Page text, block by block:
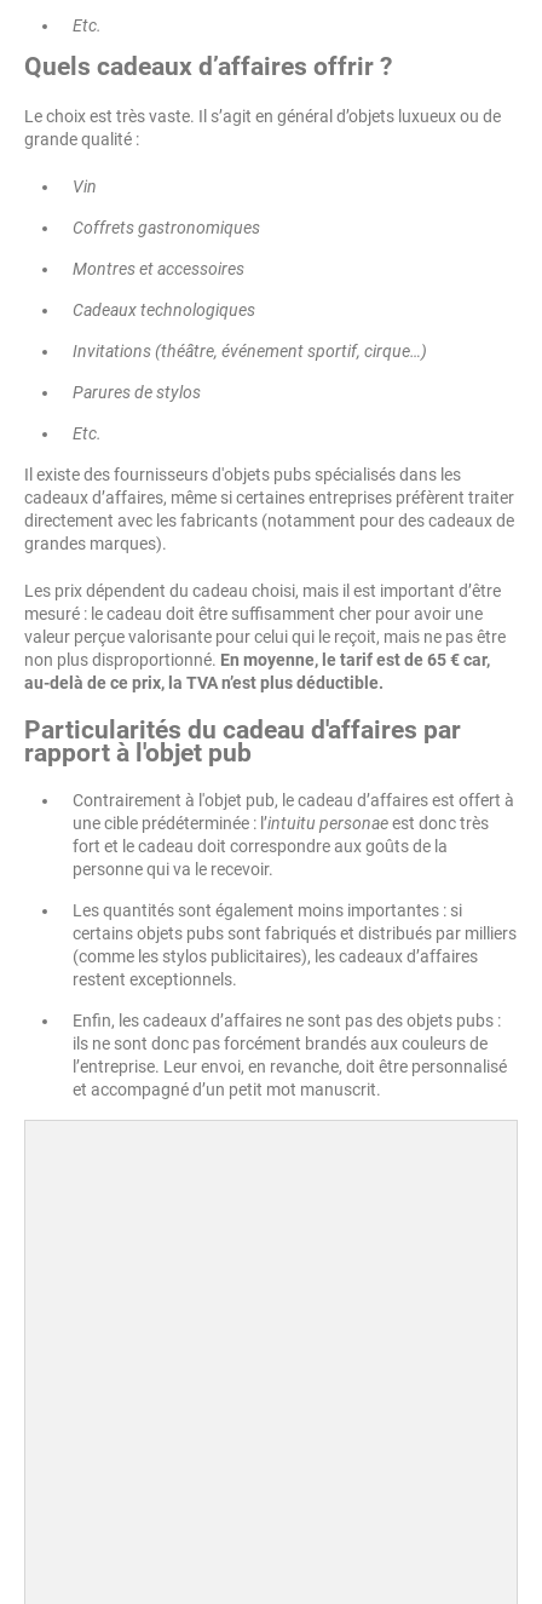
Etc.
Quels cadeaux d’affaires offrir ?
Le choix est très vaste. Il s’agit en général d’objets luxueux ou de
grande qualité :
Vin
Coffrets gastronomiques
Montres et accessoires
Cadeaux technologiques
Invitations (théâtre, événement sportif, cirque…)
Parures de stylos
Etc.
Il existe des fournisseurs d'objets pubs spécialisés dans les
cadeaux d’affaires, même si certaines entreprises préfèrent traiter
directement avec les fabricants (notamment pour des cadeaux de
grandes marques).
Les prix dépendent du cadeau choisi, mais il est important d’être
mesuré : le cadeau doit être suffisamment cher pour avoir une
valeur perçue valorisante pour celui qui le reçoit, mais ne pas être
non plus disproportionné. En moyenne, le tarif est de 65 € car,
au-delà de ce prix, la TVA n’est plus déductible.
Particularités du cadeau d'affaires par
rapport à l'objet pub
Contrairement à l'objet pub, le cadeau d’affaires est offert à
une cible prédéterminée : l’intuitu personaeest donc très
fort et le cadeau doit correspondre aux goûts de la
personne qui va le recevoir.
Les quantités sont également moins importantes : si
certains objets pubs sont fabriqués et distribués par milliers
(comme les stylos publicitaires), les cadeaux d’affaires
restent exceptionnels.
Enfin, les cadeaux d’affaires ne sont pas des objets pubs :
ils ne sont donc pas forcément brandés aux couleurs de
l’entreprise. Leur envoi, en revanche, doit être personnalisé
et accompagné d’un petit mot manuscrit.